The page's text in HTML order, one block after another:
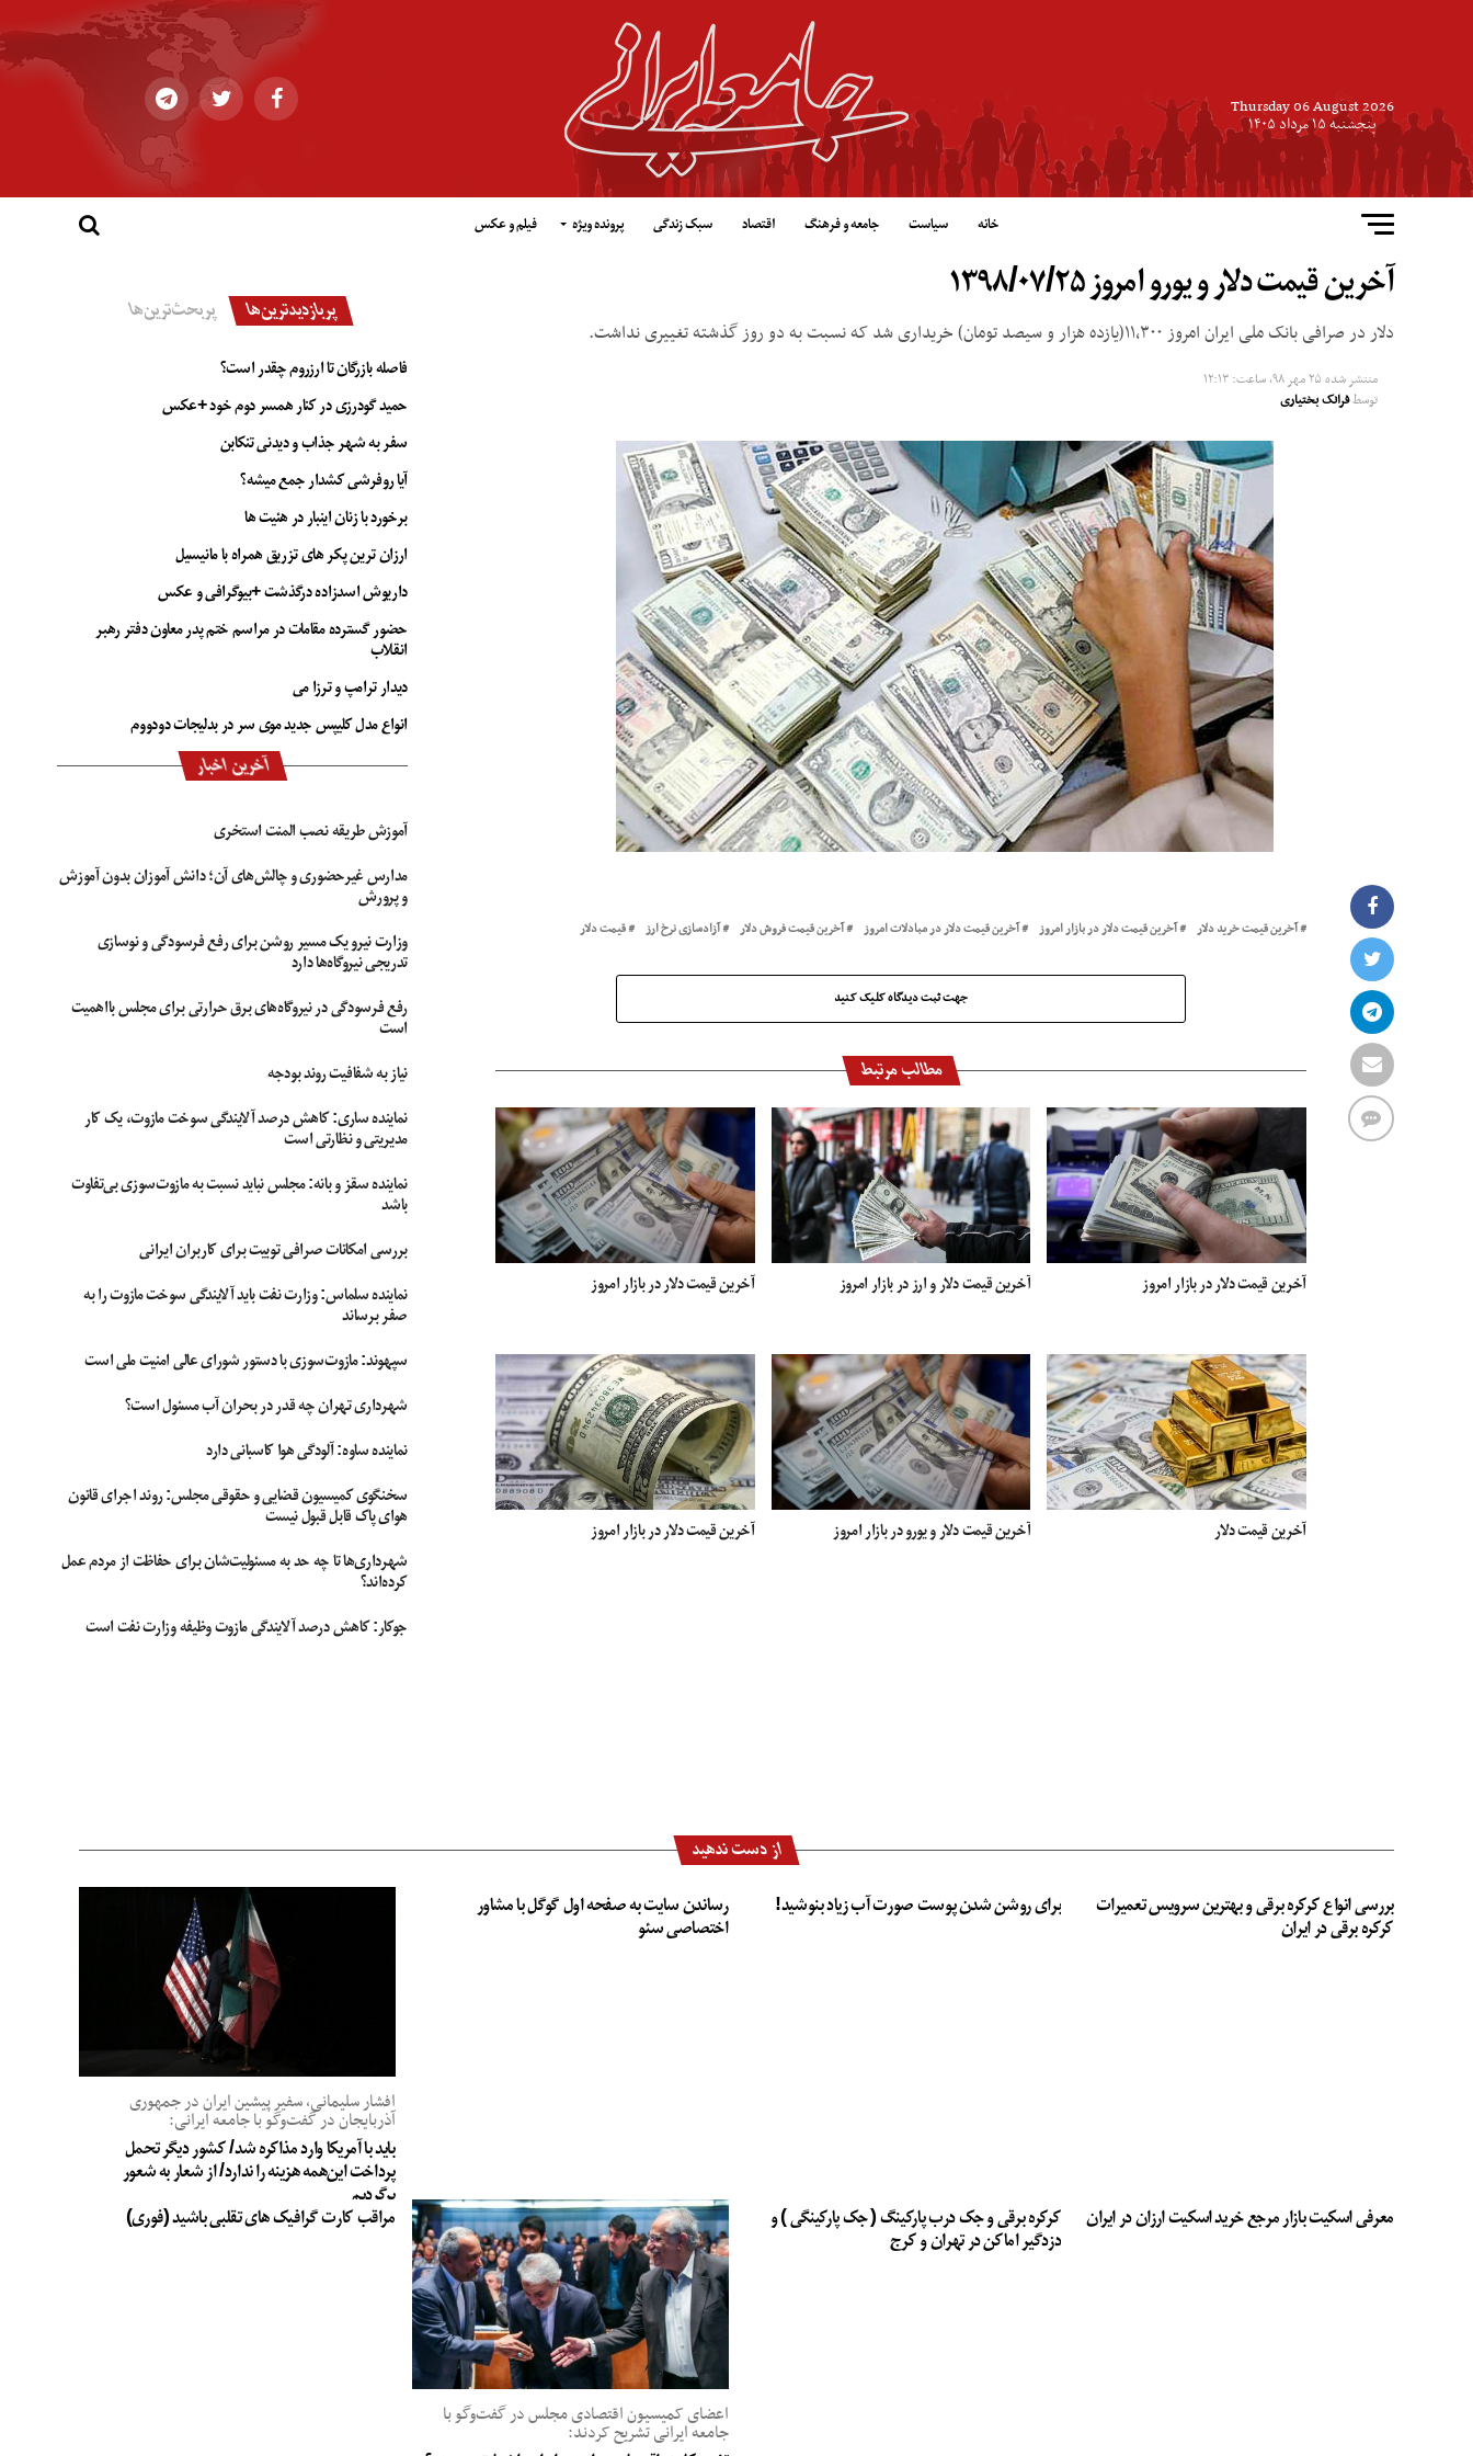
Thursday 06 August 2026
پنجشنبه ۱۵ مرداد ۱۴۰۵
خانه سیاست جامعه و فرهنگ اقتصاد سبک زندگی پرونده ویژه فیلم و عکس
آخرین قیمت دلار و یورو امروز ۱۳۹۸/۰۷/۲۵
دلار در صرافی بانک ملی ایران امروز ۱۱,۳۰۰(یازده هزار و سیصد تومان) خریداری شد که نسبت به دو روز گذشته تغییری نداشت.
منتشر شده ۲۵ مهر ۹۸, ساعت: ۱۲:۱۳
توسطفرانک بختیاری
آخرین قیمت خرید دلار آخرین قیمت دلار در بازار امروز آخرین قیمت دلار در مبادلات امروز آخرین قیمت فروش دلار آزادسازی نرخ ارز قیمت دلار
جهت ثبت دیدگاه کلیک کنید
مطالب مرتبط
آخرین قیمت دلار در بازار امروز آخرین قیمت دلار و ارز در بازار امروز آخرین قیمت دلار در بازار امروز
آخرین قیمت دلار آخرین قیمت دلار و یورو در بازار امروز آخرین قیمت دلار در بازار امروز
پربازدیدترین‌ها پربحث‌ترین‌ها
فاصله بازرگان تا ارزروم چقدر است؟
حمید گودرزی در کنار همسر دوم خود +عکس
سفر به شهر جذاب و دیدنی تنکابن
آیا روفرشی کشدار جمع میشه؟
برخورد با زنان اینبار در هئیت ها
ارزان ترین پکر های تزریق همراه با مانیسیل
داریوش اسدزاده درگذشت +بیوگرافی و عکس
حضور گسترده مقامات در مراسم ختم پدر معاون دفتر رهبر
انقلاب
دیدار ترامپ و ترزا می
انواع مدل کلیپس جدید موی سر در بدلیجات دودووم
آخرین اخبار
آموزش طریقه نصب المنت استخری
مدارس غیرحضوری و چالش‌های آن؛ دانش آموزان بدون آموزش
و پرورش
وزارت نیرو یک مسیر روشن برای رفع فرسودگی و نوسازی
تدریجی نیروگاه‌ها دارد
رفع فرسودگی در نیروگاه‌های برق حرارتی برای مجلس بااهمیت
است
نیاز به شفافیت روند بودجه
نماینده ساری: کاهش درصد آلایندگی سوخت مازوت، یک کار
مدیریتی و نظارتی است
نماینده سقز و بانه: مجلس نباید نسبت به مازوت‌سوزی بی‌تفاوت
باشد
بررسی امکانات صرافی توبیت برای کاربران ایرانی
نماینده سلماس: وزارت نفت باید آلایندگی سوخت مازوت را به
صفر برساند
سپهوند:‌ مازوت‌سوزی با دستور شورای عالی امنیت ملی است
شهرداری تهران چه قدر در بحران آب مسئول است؟
نماینده ساوه: آلودگی هوا کاسبانی دارد
سخنگوی کمیسیون قضایی و حقوقی مجلس: روند اجرای قانون
هوای پاک قابل قبول نیست
شهرداری‌ها تا چه حد به مسئولیت‌شان برای حفاظت از مردم عمل
کرده‌اند؟
جوکار: کاهش درصد آلایندگی مازوت وظیفه وزارت نفت است
از دست ندهید
بررسی انواع کرکره برقی و بهترین سرویس تعمیرات
کرکره برقی در ایران
برای روشن شدن پوست صورت آب زیاد بنوشید!
رساندن سایت به صفحه اول گوگل با مشاور
اختصاصی سئو
افشار سلیمانی، سفیر پیشین ایران در جمهوری
آذربایجان در گفت‌وگو با جامعه ایرانی:
باید با آمریکا وارد مذاکره شد/ کشور دیگر تحمل
پرداخت این‌همه هزینه را ندارد/ از شعار به شعور
برگردیم
معرفی اسکیت بازار مرجع خرید اسکیت ارزان در ایران
کرکره برقی و جک درب پارکینگ ( جک پارکینگی ) و
دزدگیر اماکن در تهران و کرج
اعضای کمیسیون اقتصادی مجلس در گفت‌وگو با
جامعه ایرانی تشریح کردند:
مراقب کارت گرافیک های تقلبی باشید (فوری)